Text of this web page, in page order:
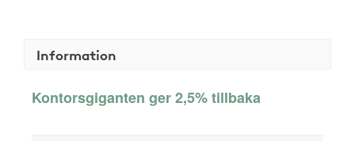
Information
Kontorsgiganten ger 2,5% tillbaka